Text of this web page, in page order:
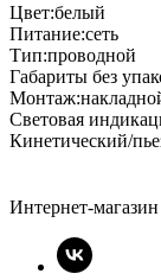
Цвет:белый
Питание:сеть
Тип:проводной
Габариты без
Световая
Кинетический/
Интернет-